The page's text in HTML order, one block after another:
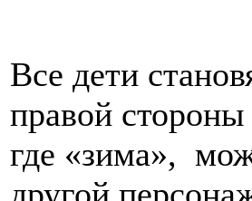
Все дети
правой
где «зима»,